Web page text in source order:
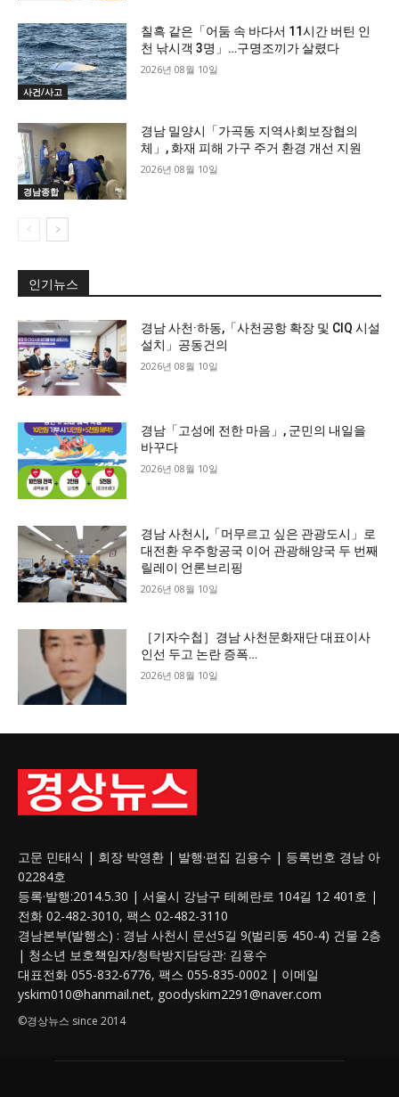
사건/사고
칠흑 같은「어둠 속 바다서 11시간 버틴 인
천 낚시객 3명」…구명조끼가 살렸다
2026년 08월 10일
경남종합
경남 밀양시「가곡동 지역사회보장협의
체」, 화재 피해 가구 주거 환경 개선 지원
2026년 08월 10일
인기뉴스
경남 사천·하동,「사천공항 확장 및 CIQ 시설
설치」공동건의
2026년 08월 10일
경남「고성에 전한 마음」, 군민의 내일을
바꾸다
2026년 08월 10일
경남 사천시,「머무르고 싶은 관광도시」로
대전환 우주항공국 이어 관광해양국 두 번째
릴레이 언론브리핑
2026년 08월 10일
［기자수첩］경남 사천문화재단 대표이사
인선 두고 논란 증폭…
2026년 08월 10일
고문 민태식 | 회장 박영환 | 발행·편집 김용수 | 등록번호 경남 아
02284호
등록·발행:2014.5.30 | 서울시 강남구 테헤란로 104길 12 401호 |
전화 02-482-3010, 팩스 02-482-3110
경남본부(발행소) : 경남 사천시 문선5길 9(벌리동 450-4) 건물 2층
| 청소년 보호책임자/청탁방지담당관: 김용수
대표전화 055-832-6776, 팩스 055-835-0002 | 이메일
yskim010@hanmail.net, goodyskim2291@naver.com
©경상뉴스 since 2014